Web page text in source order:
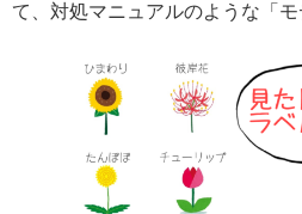
て、対処マニュアルのような「モ